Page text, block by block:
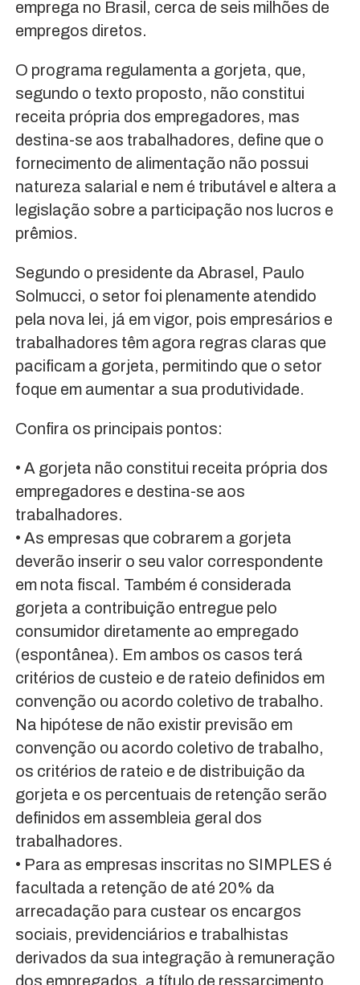
emprega no Brasil, cerca de seis milhões de
empregos diretos.
O programa regulamenta a gorjeta, que,
segundo o texto proposto, não constitui
receita própria dos empregadores, mas
destina-se aos trabalhadores, define que o
fornecimento de alimentação não possui
natureza salarial e nem é tributável e altera a
legislação sobre a participação nos lucros e
prêmios.
Segundo o presidente da Abrasel, Paulo
Solmucci, o setor foi plenamente atendido
pela nova lei, já em vigor, pois empresários e
trabalhadores têm agora regras claras que
pacificam a gorjeta, permitindo que o setor
foque em aumentar a sua produtividade.
Confira os principais pontos:
• A gorjeta não constitui receita própria dos
empregadores e destina-se aos
trabalhadores.
• As empresas que cobrarem a gorjeta
deverão inserir o seu valor correspondente
em nota fiscal. Também é considerada
gorjeta a contribuição entregue pelo
consumidor diretamente ao empregado
(espontânea). Em ambos os casos terá
critérios de custeio e de rateio definidos em
convenção ou acordo coletivo de trabalho.
Na hipótese de não existir previsão em
convenção ou acordo coletivo de trabalho,
os critérios de rateio e de distribuição da
gorjeta e os percentuais de retenção serão
definidos em assembleia geral dos
trabalhadores.
• Para as empresas inscritas no SIMPLES é
facultada a retenção de até 20% da
arrecadação para custear os encargos
sociais, previdenciários e trabalhistas
derivados da sua integração à remuneração
dos empregados, a título de ressarcimento